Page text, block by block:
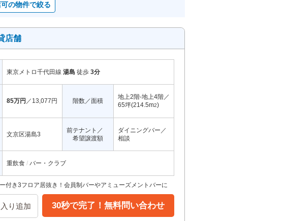
の物件で絞る
店舗
東京メトロ千代田線 湯島 徒歩 3分
85万円 ／13,077円 階数／面積
地上2階-地上4階／
65坪(214.5m2)
文京区湯島3
前テナント／
希望譲渡額
ダイニングバー／
相談
重飲食 バー・クラブ
付き3フロア居抜き！会員制バーやアミューズメントバーに
り追加 30秒で完了！無料問い合わせ